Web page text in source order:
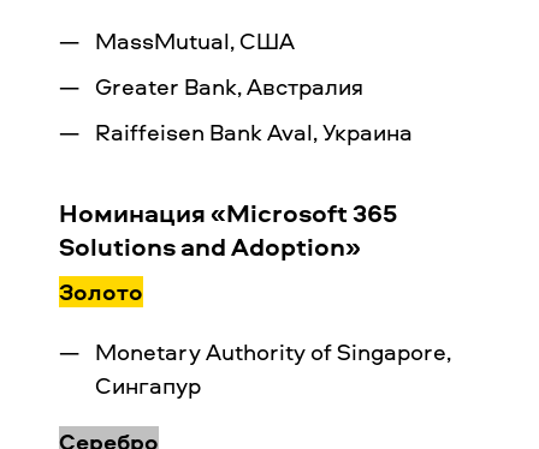
MassMutual, США
Greater Bank, Австралия
Raiffeisen Bank Aval, Украина
Номинация «Microsoft 365
Solutions and Adoption»
Золото
Monetary Authority of Singapore,
Сингапур
Серебро